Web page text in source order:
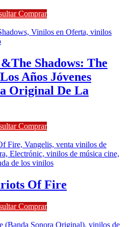
Comprar
Shadows: The
Años Jóvenes
Original De La
Comprar
Of Fire
Comprar